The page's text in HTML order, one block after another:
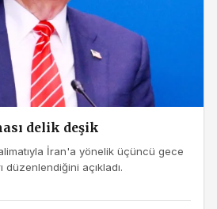
delik deşik
İran'a yönelik üçüncü gece
düzenlendiğini açıkladı.